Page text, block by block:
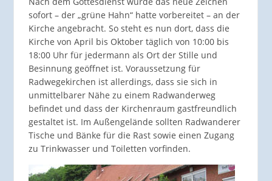
sofort – der „grüne Hahn“ hatte vorbereitet – an der
Kirche angebracht. So steht es nun dort, dass die
Kirche von April bis Oktober täglich von 10:00 bis
18:00 Uhr für jedermann als Ort der Stille und
Besinnung geöffnet ist. Voraussetzung für
Radwegekirchen ist allerdings, dass sie sich in
unmittelbarer Nähe zu einem Radwanderweg
befindet und dass der Kirchenraum gastfreundlich
gestaltet ist. Im Außengelände sollten Radwanderer
Tische und Bänke für die Rast sowie einen Zugang
zu Trinkwasser und Toiletten vorfinden.